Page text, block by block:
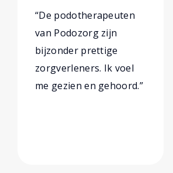
“De podotherapeuten
van Podozorg zijn
bijzonder prettige
zorgverleners. Ik voel
me gezien en gehoord.”